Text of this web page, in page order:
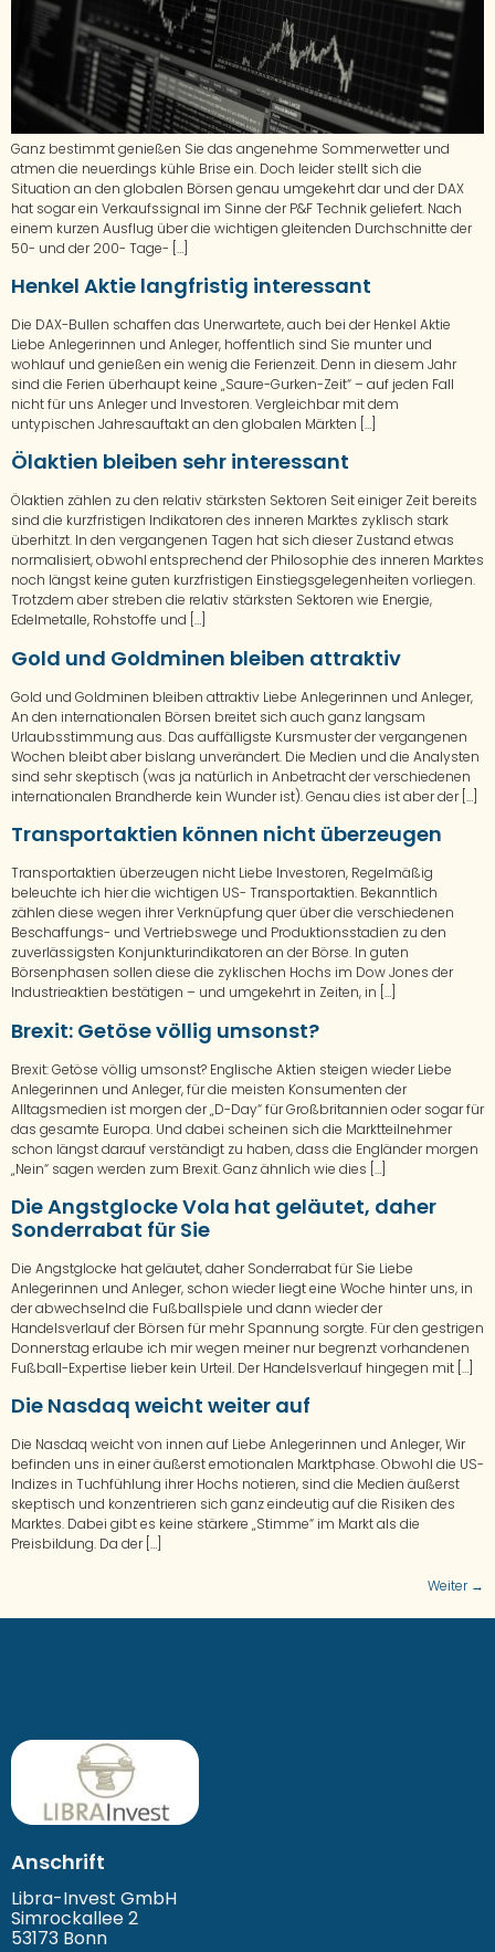
Ganz bestimmt genießen Sie das angenehme Sommerwetter und
atmen die neuerdings kühle Brise ein. Doch leider stellt sich die
Situation an den globalen Börsen genau umgekehrt dar und der DAX
hat sogar ein Verkaufssignal im Sinne der P&F Technik geliefert. Nach
einem kurzen Ausflug über die wichtigen gleitenden Durchschnitte der
50- und der 200- Tage- […]
Henkel Aktie langfristig interessant
Die DAX-Bullen schaffen das Unerwartete, auch bei der Henkel Aktie
Liebe Anlegerinnen und Anleger, hoffentlich sind Sie munter und
wohlauf und genießen ein wenig die Ferienzeit. Denn in diesem Jahr
sind die Ferien überhaupt keine „Saure-Gurken-Zeit“ – auf jeden Fall
nicht für uns Anleger und Investoren. Vergleichbar mit dem
untypischen Jahresauftakt an den globalen Märkten […]
Ölaktien bleiben sehr interessant
Ölaktien zählen zu den relativ stärksten Sektoren Seit einiger Zeit bereits
sind die kurzfristigen Indikatoren des inneren Marktes zyklisch stark
überhitzt. In den vergangenen Tagen hat sich dieser Zustand etwas
normalisiert, obwohl entsprechend der Philosophie des inneren Marktes
noch längst keine guten kurzfristigen Einstiegsgelegenheiten vorliegen.
Trotzdem aber streben die relativ stärksten Sektoren wie Energie,
Edelmetalle, Rohstoffe und […]
Gold und Goldminen bleiben attraktiv
Gold und Goldminen bleiben attraktiv Liebe Anlegerinnen und Anleger,
An den internationalen Börsen breitet sich auch ganz langsam
Urlaubsstimmung aus. Das auffälligste Kursmuster der vergangenen
Wochen bleibt aber bislang unverändert. Die Medien und die Analysten
sind sehr skeptisch (was ja natürlich in Anbetracht der verschiedenen
internationalen Brandherde kein Wunder ist). Genau dies ist aber der […]
Transportaktien können nicht überzeugen
Transportaktien überzeugen nicht Liebe Investoren, Regelmäßig
beleuchte ich hier die wichtigen US- Transportaktien. Bekanntlich
zählen diese wegen ihrer Verknüpfung quer über die verschiedenen
Beschaffungs- und Vertriebswege und Produktionsstadien zu den
zuverlässigsten Konjunkturindikatoren an der Börse. In guten
Börsenphasen sollen diese die zyklischen Hochs im Dow Jones der
Industrieaktien bestätigen – und umgekehrt in Zeiten, in […]
Brexit: Getöse völlig umsonst?
Brexit: Getöse völlig umsonst? Englische Aktien steigen wieder Liebe
Anlegerinnen und Anleger, für die meisten Konsumenten der
Alltagsmedien ist morgen der „D-Day“ für Großbritannien oder sogar für
das gesamte Europa. Und dabei scheinen sich die Marktteilnehmer
schon längst darauf verständigt zu haben, dass die Engländer morgen
„Nein“ sagen werden zum Brexit. Ganz ähnlich wie dies […]
Die Angstglocke Vola hat geläutet, daher
Sonderrabat für Sie
Die Angstglocke hat geläutet, daher Sonderrabat für Sie Liebe
Anlegerinnen und Anleger, schon wieder liegt eine Woche hinter uns, in
der abwechselnd die Fußballspiele und dann wieder der
Handelsverlauf der Börsen für mehr Spannung sorgte. Für den gestrigen
Donnerstag erlaube ich mir wegen meiner nur begrenzt vorhandenen
Fußball-Expertise lieber kein Urteil. Der Handelsverlauf hingegen mit […]
Die Nasdaq weicht weiter auf
Die Nasdaq weicht von innen auf Liebe Anlegerinnen und Anleger, Wir
befinden uns in einer äußerst emotionalen Marktphase. Obwohl die US-
Indizes in Tuchfühlung ihrer Hochs notieren, sind die Medien äußerst
skeptisch und konzentrieren sich ganz eindeutig auf die Risiken des
Marktes. Dabei gibt es keine stärkere „Stimme“ im Markt als die
Preisbildung. Da der […]
Weiter →
Anschrift
Libra-Invest GmbH
Simrockallee 2
53173 Bonn